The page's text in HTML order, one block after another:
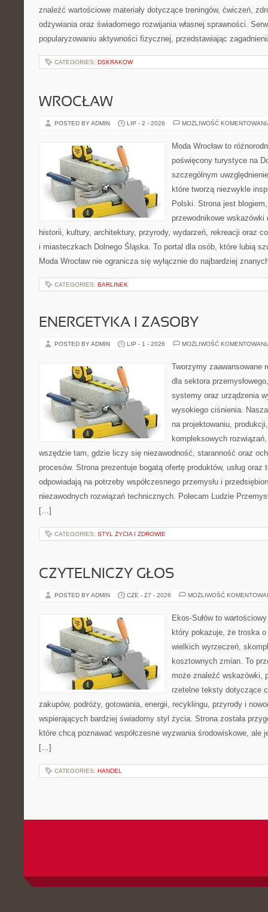
znaleźć wartościowe materiały dotyczące treningów, ćwiczeń,
odżywiania oraz świadomego rozwijania własnej sprawności.
popularyzowaniu aktywności fizycznej, przedstawiając
CATEGORIES: DSKRAKOW
WROCŁAW
POSTED BY ADMIN LIP - 2 - 2026 MOŻLIWOŚĆ
Moda Wrocław to
poświęcony turystyce na
szczególnym
które tworzą niezwykle
Polski. Strona jest
przewodnikowe
historii, kultury, architektury, przyrody, wydarzeń, rekreacji oraz
i miasteczkach Dolnego Śląska. To portal dla osób, które lubią
Moda Wrocław nie ogranicza się wyłącznie do najbardziej
CATEGORIES: BARLINEK
ENERGETYKA I ZASOBY
POSTED BY ADMIN LIP - 1 - 2026 MOŻLIWOŚĆ
Tworzymy zaawansowane
dla sektora
systemy oraz urządzenia
wysokiego ciśnienia.
na projektowaniu,
kompleksowych
wszędzie tam, gdzie liczy się niezawodność, staranność oraz
procesów. Strona prezentuje bogatą ofertę produktów, usług oraz
odpowiadają na potrzeby współczesnego przemysłu i
niezawodnych rozwiązań technicznych. Polecam Ludzie
[…]
CATEGORIES: STYL ŻYCIA I ZDROWIE
CZYTELNICZY GŁOS
POSTED BY ADMIN CZE - 27 - 2026 MOŻLIWOŚĆ
Ekos-Sułów to
który pokazuje, że troska
wielkich wyrzeczeń,
kosztownych zmian. To
może znaleźć wskazówki,
rzetelne teksty dotyczące
zakupów, podróży, gotowania, energii, recyklingu, przyrody i
wspierających bardziej świadomy styl życia. Strona została
które chcą poznawać współczesne wyzwania środowiskowe, ale
[…]
CATEGORIES: HANDEL